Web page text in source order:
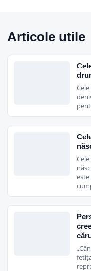
• Compact – caruciorul
• Simplu De Transportat
singur si poate fi
• Igienic – datorita
atinge pamantul/
18-25 cm) siliconat,
Incorporate cu 12
deplasarilor pe teren
30% mai buna decat in
sunt fixe/pivotante, rotile
centralizata;
• Practic – Maner-Bara
invelit in piele ecologica;
• Cos Pentru Accesorii –
de facila datorita
• Treapta antiderapanta,
Articole utile
este